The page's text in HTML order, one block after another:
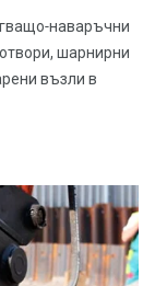
наваръчни
шарнирни
възли в